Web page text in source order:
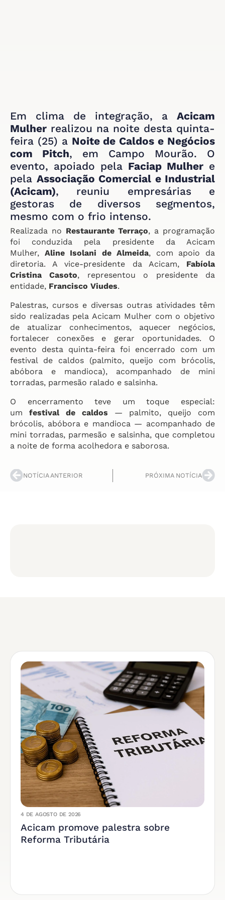
Em clima de integração, a Acicam
Mulher realizou na noite desta quinta-
feira (25) a Noite de Caldos e Negócios
com Pitch, em Campo Mourão. O
evento, apoiado pela Faciap Mulher e
pela Associação Comercial e Industrial
(Acicam), reuniu empresárias e
gestoras de diversos segmentos,
mesmo com o frio intenso.
Realizada no Restaurante Terraço, a programação
foi conduzida pela presidente da Acicam
Mulher, Aline Isolani de Almeida, com apoio da
diretoria. A vice-presidente da Acicam, Fabíola
Cristina Casoto, representou o presidente da
entidade, Francisco Viudes.
Palestras, cursos e diversas outras atividades têm
sido realizadas pela Acicam Mulher com o objetivo
de atualizar conhecimentos, aquecer negócios,
fortalecer conexões e gerar oportunidades. O
evento desta quinta-feira foi encerrado com um
festival de caldos (palmito, queijo com brócolis,
abóbora e mandioca), acompanhado de mini
torradas, parmesão ralado e salsinha.
O encerramento teve um toque especial:
um festival de caldos — palmito, queijo com
brócolis, abóbora e mandioca — acompanhado de
mini torradas, parmesão e salsinha, que completou
a noite de forma acolhedora e saborosa.
NOTÍCIA ANTERIOR PRÓXIMA NOTÍCIA
4 DE AGOSTO DE 2026
Acicam promove palestra sobre
Reforma Tributária